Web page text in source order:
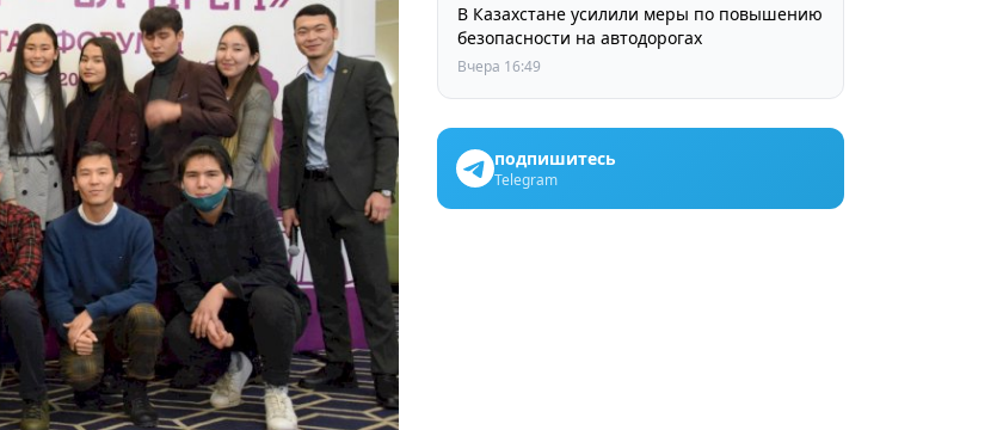
В Казахстане усилили меры по повышению
безопасности на автодорогах
Вчера 16:49
подпишитесь
Telegram